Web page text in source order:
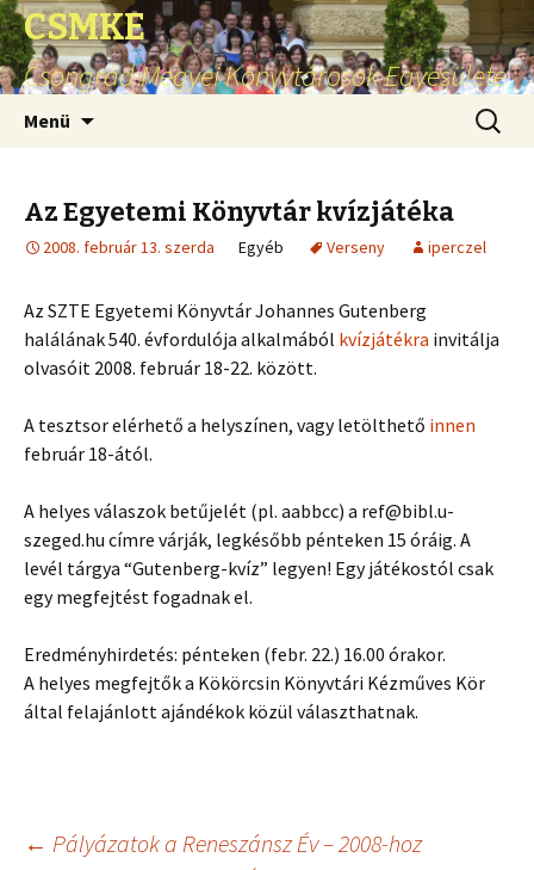
CSMKE
Csongrád Megyei Könyvtárosok Egyesülete
Menü
Az Egyetemi Könyvtár kvízjátéka
2008. február 13. szerda Egyéb Verseny iperczel
Az SZTE Egyetemi Könyvtár Johannes Gutenberg
halálának 540. évfordulója alkalmából kvízjátékra invitálja
olvasóit 2008. február 18-22. között.
A tesztsor elérhető a helyszínen, vagy letölthető innen
február 18-ától.
A helyes válaszok betűjelét (pl. aabbcc) a ref@bibl.u-
szeged.hu címre várják, legkésőbb pénteken 15 óráig. A
levél tárgya “Gutenberg-kvíz” legyen! Egy játékostól csak
egy megfejtést fogadnak el.
Eredményhirdetés: pénteken (febr. 22.) 16.00 órakor.
A helyes megfejtők a Kökörcsin Könyvtári Kézműves Kör
által felajánlott ajándékok közül választhatnak.
← Pályázatok a Reneszánsz Év – 2008-hoz